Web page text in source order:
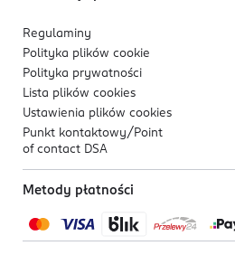
Regulaminy
Polityka plików cookie
Polityka prywatności
Lista plików cookies
Ustawienia plików cookies
Punkt kontaktowy/ Point
of contact DSA
Metody płatności